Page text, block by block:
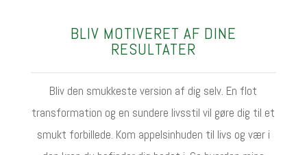
BLIV MOTIVERET AF DINE
RESULTATER
Bliv den smukkeste version af dig selv. En flot
transformation og en sundere livsstil vil gøre dig til et
smukt forbillede. Kom appelsinhuden til livs og vær i